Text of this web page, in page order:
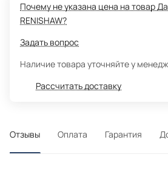
Почему не указана цена на товар
RENISHAW?
Задать вопрос
Наличие товара уточняйте у
Рассчитать доставку
Отзывы Оплата Гарантия